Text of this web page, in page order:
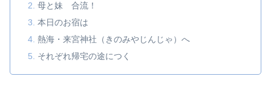
母と妹 合流！
本日のお宿は
熱海・来宮神社（きのみやじんじゃ）へ
それぞれ帰宅の途につく